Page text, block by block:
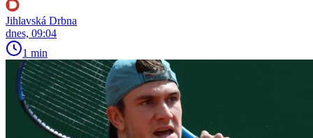
Jihlavská Drbna
dnes, 09:04
1 min